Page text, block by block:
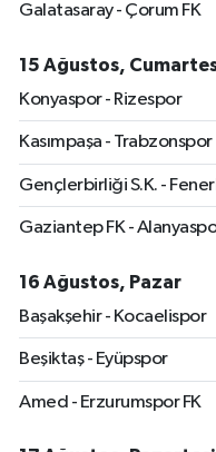
Galatasaray - Çorum FK
15 Ağustos,
Konyaspor - Rizespor
Kasımpaşa - Trabzonspor
Gençlerbirliği S.K. -
Gaziantep FK -
16 Ağustos, Pazar
Başakşehir - Kocaelispor
Beşiktaş - Eyüpspor
Amed - Erzurumspor FK